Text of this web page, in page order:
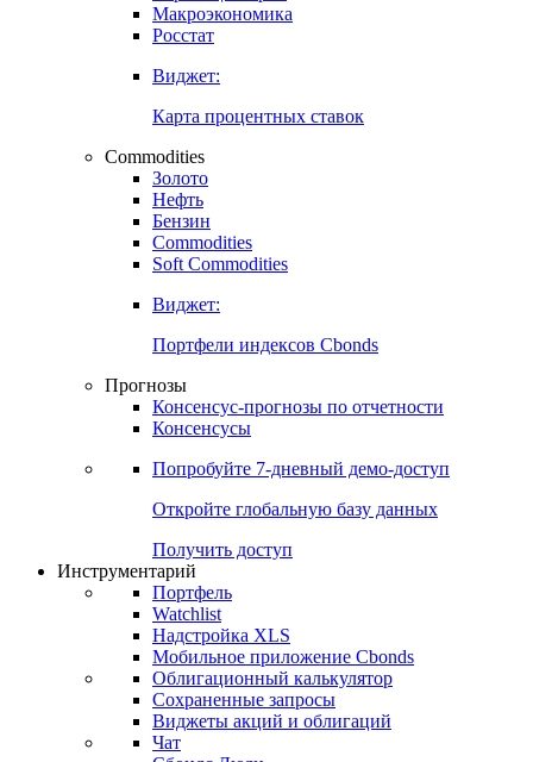
Возможность создания своего индекса
Страницы стран
Росстат
Виджет:
Карта процентных ставок
Commodities
Золото
Бензин
Soft Commodities
Виджет:
Портфели индексов Cbonds
Прогнозы
Консенсусы
Попробуйте7-дневный
Откройте глобальную базу данных
Получить доступ
Инструментарий
Портфель
Watchlist
Надстройка XLS
Мобильное приложение Cbonds